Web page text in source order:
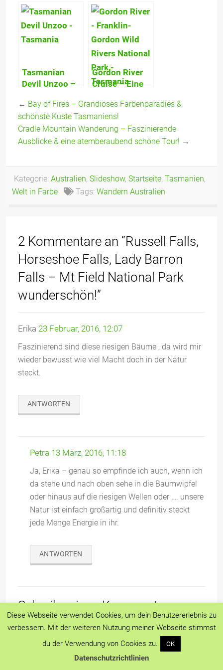
Wasserfälle,
Rock Pools &
gigantische
Termitenhügel
Road –
Australian
Alps, Omeo,
Bright, Mt
Buffalo!
Tasmanian
Devil Unzoo –
Teufel &
Tasmaniens
Wildlife ganz
anders erleben!
Gordon River
Cruise – Eine
Kontraste:
Hells Gates,
Sarah Island,
Gordon River,
Harbour
← Bay of Fires – Grandioses Farbenparadies &
schönste Küste Tasmaniens!
Cradle Mountain Wanderung – Faszinierende
Ausblicke & eine atemberaubend schöne Tour! →
Kategorie: Australien, Slideshow, Startseite, Tasmanien,
Welt in Farbe
Tags: Wandern Australien
2 Kommentare an “Russell Falls,
Horseshoe Falls, Lady Barron
Falls – Mt Field National Park
wunderschön!”
Erika 23 Februar, 2016, 12:07
Faszinierend sind diese riesigen Bäume , da wird mir
wieder bewusst wie viel Macht doch in der Natur
steckt.
ANTWORTEN
Petra 13 März, 2016, 11:18
Ja, Erika – genau so empfinde ich auch, wenn ich
da stehe und nach oben sehe in die Baumwipfel
oder hinaus auf die riesigen Wellen oder …. unsere
Natur ist einfach großartig und definitiv steckt
jede Menge Energie in ihr.
ANTWORTEN
Schreibe einen Kommentar
Deine E-Mail-Adresse wird nicht veröffentlicht.
Diese Webseite verwendet Cookies, um dein Benutzererlebnis zu
verbessern. Mit der weiteren Nutzung meiner Webseite stimmst
du der Verwendung von Cookies zu.
OK
Datenschutzrichtlinien